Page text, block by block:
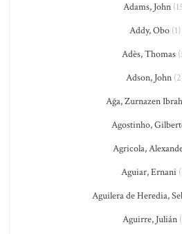
Adams, John
Addy, Obo (1)
Adès, Thomas
Adson, John
Ağa, Zurnazen
Agostinho,
Agricola,
Aguiar, Ernani
Aguilera de Heredia,
Aguirre, Julián